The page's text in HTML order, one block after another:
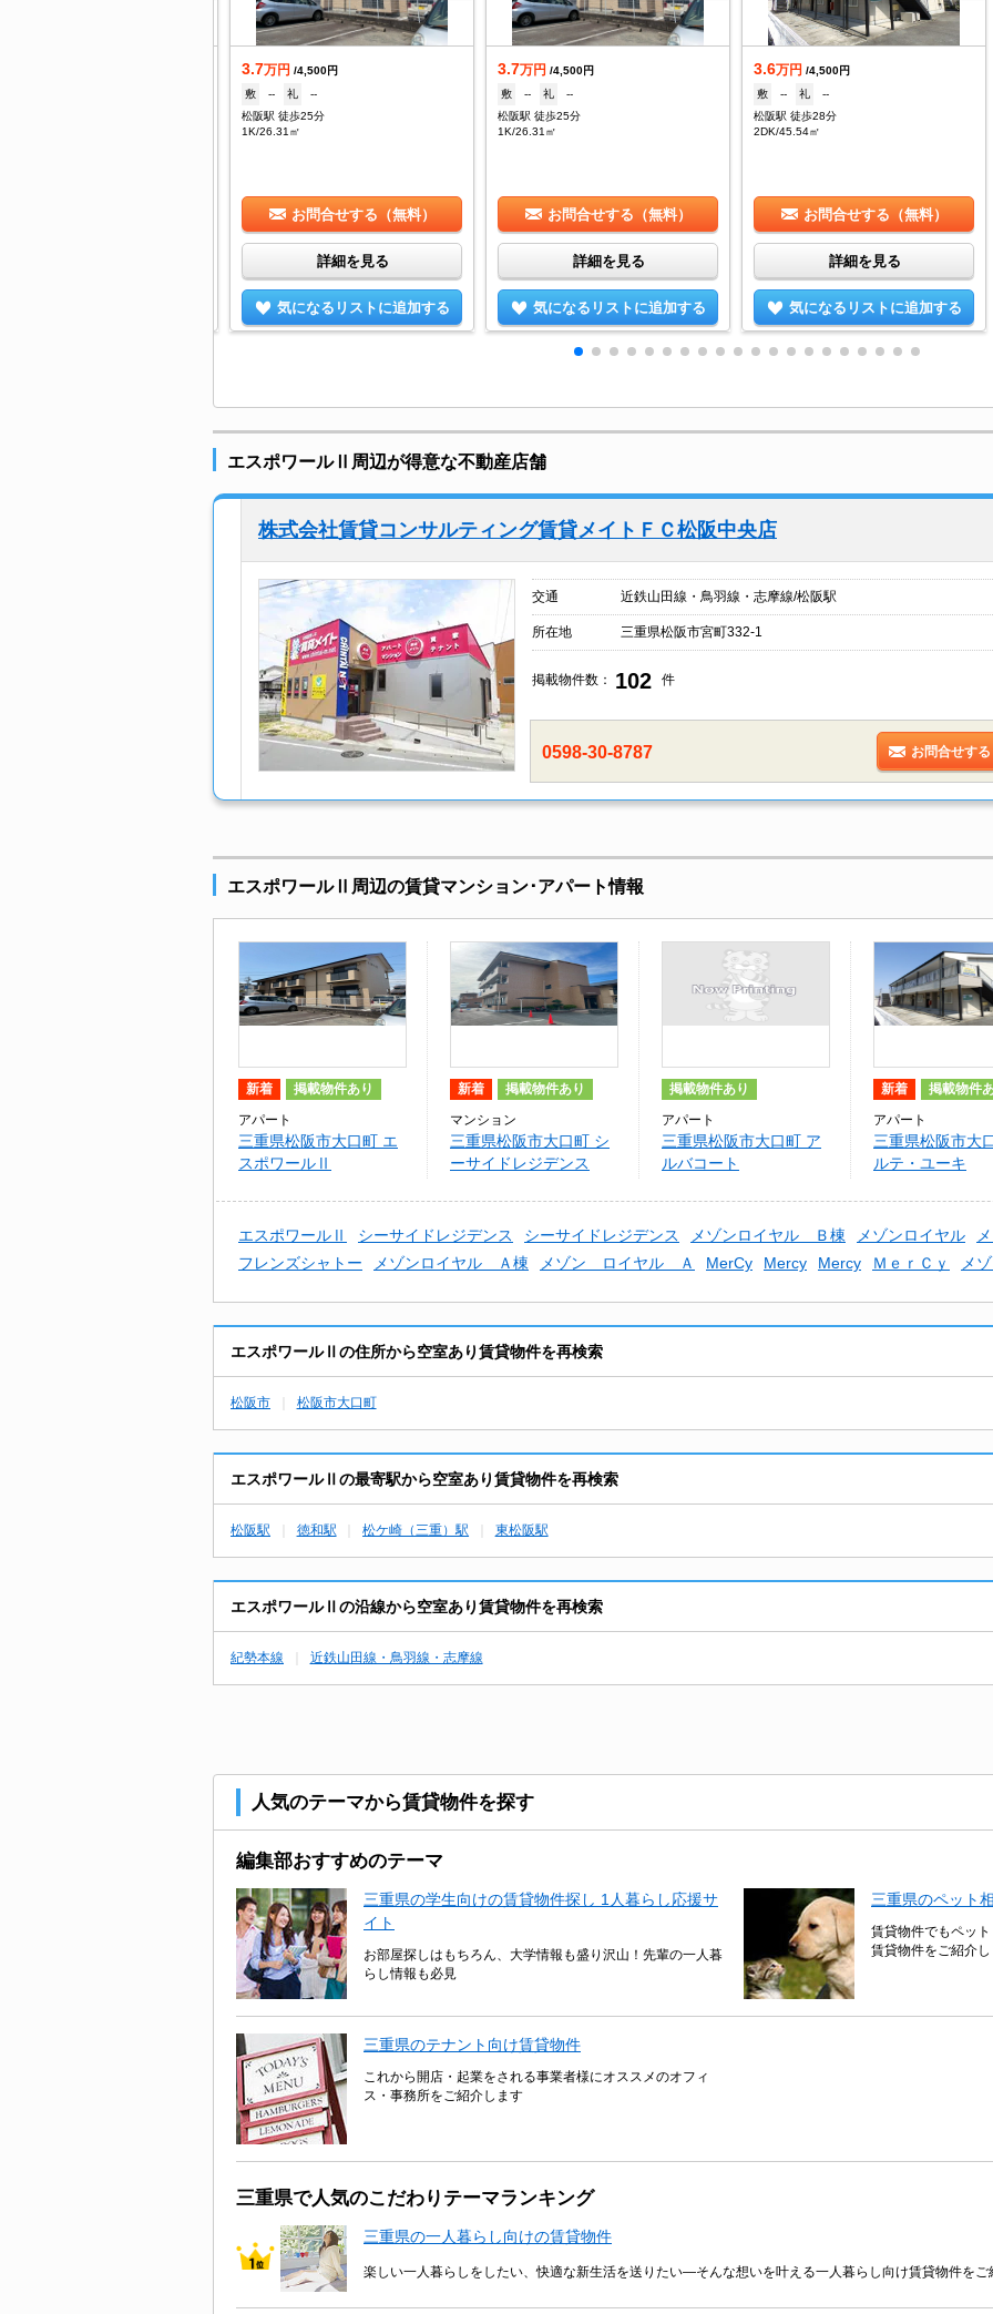
3.7万円 /4,500円
敷
-- 礼
--
松阪駅 徒歩25分
1K/26.31㎡
お問合せする（無料）
詳細を見る
気になるリストに追加する
3.7万円 /4,500円
敷
-- 礼
--
松阪駅 徒歩25分
1K/26.31㎡
お問合せする（無料）
詳細を見る
気になるリストに追加する
3.6万円 /4,500円
敷
-- 礼
--
松阪駅 徒歩28分
2DK/45.54㎡
お問合せする（無料）
詳細を見る
気になるリストに追加する
エスポワールⅡ周辺が得意な不動産店舗
株式会社賃貸コンサルティング賃貸メイトＦＣ松阪中央店
交通 近鉄山田線・鳥羽線・志摩線/松阪駅
所在地 三重県松阪市宮町332-1
掲載物件数： 102 件
0598-30-8787 お問合せす
エスポワールⅡ周辺の賃貸マンション･アパート情報
新着 掲載物件あり
アパート
三重県松阪市大口町 エ
スポワールⅡ
新着 掲載物件あり
マンション
三重県松阪市大口町 シ
ーサイドレジデンス
掲載物件あり
アパート
三重県松阪市大口町 ア
ルバコート
新着 掲載物件
アパート
三重県松阪市大
ルテ・ユーキ
エスポワールⅡ シーサイドレジデンス シーサイドレジデンス メゾンロイヤル Ｂ棟 メゾンロイヤル
フレンズシャトー
メゾンロイヤル Ａ棟 メゾン ロイヤル Ａ MerCy Mercy Mercy ＭｅｒＣｙ メ
エスポワールⅡの住所から空室あり賃貸物件を再検索
松阪市 松阪市大口町
エスポワールⅡの最寄駅から空室あり賃貸物件を再検索
松阪駅 徳和駅 松ケ崎（三重）駅 東松阪駅
エスポワールⅡの沿線から空室あり賃貸物件を再検索
紀勢本線 近鉄山田線・鳥羽線・志摩線
人気のテーマから賃貸物件を探す
編集部おすすめのテーマ
三重県の学生向けの賃貸物件探し 1人暮らし応援サ
イト
お部屋探しはもちろん、大学情報も盛り沢山！先輩の一人暮
らし情報も必見
三重県のペット
賃貸物件でもペッ
賃貸物件をご紹介
三重県のテナント向け賃貸物件
これから開店・起業をされる事業者様にオススメのオフィ
ス・事務所をご紹介します
三重県で人気のこだわりテーマランキング
三重県の一人暮らし向けの賃貸物件
楽しい一人暮らしをしたい、快適な新生活を送りたい―そんな想いを叶える一人暮らし向け賃貸物件をご